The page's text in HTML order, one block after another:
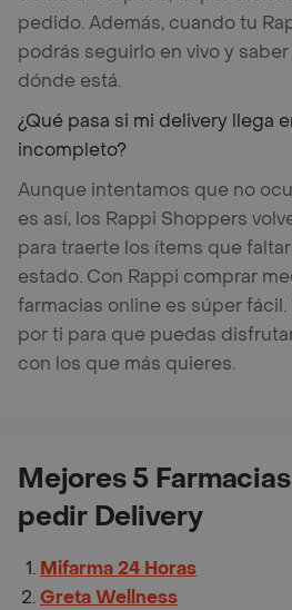
pedido. Además, cuando tu
podrás seguirlo en vivo y
dónde está.
¿Qué pasa si mi delivery llega
incompleto?
Aunque intentamos que no
es así, los Rappi Shoppers
para traerte los ítems que
estado. Con Rappi comprar
farmacias online es súper
por ti para que puedas
con los que más quieres.
Mejores 5
pedir Delivery
Mifarma 24 Horas
Greta Wellness